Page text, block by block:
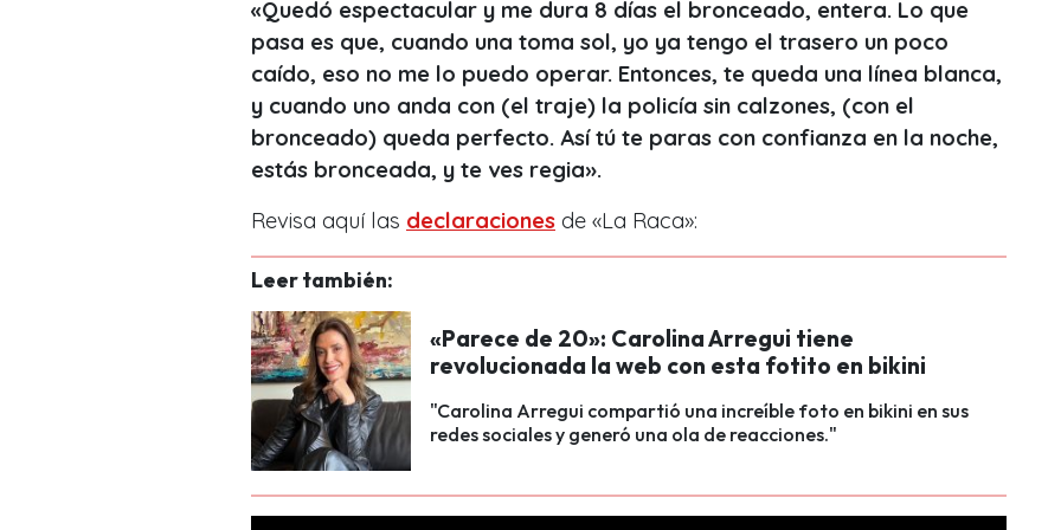
«Quedó espectacular y me dura 8 días el bronceado, entera. Lo que
pasa es que, cuando una toma sol, yo ya tengo el trasero un poco
caído, eso no me lo puedo operar. Entonces, te queda una línea blanca,
y cuando uno anda con (el traje) la policía sin calzones, (con el
bronceado) queda perfecto. Así tú te paras con confianza en la noche,
estás bronceada, y te ves regia».
Revisa aquí las declaraciones de «La Raca»:
Leer también:
«Parece de 20»: Carolina Arregui tiene
revolucionada la web con esta fotito en bikini
"Carolina Arregui compartió una increíble foto en bikini en sus
redes sociales y generó una ola de reacciones."